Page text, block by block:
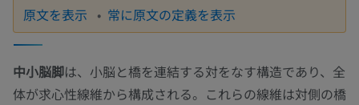
原文を表示 常に原文の定義を表示
中小脳脚は、小脳と橋を連結する対をなす構造であり、全
体が求心性線維から構成される。これらの線維は対側の橋